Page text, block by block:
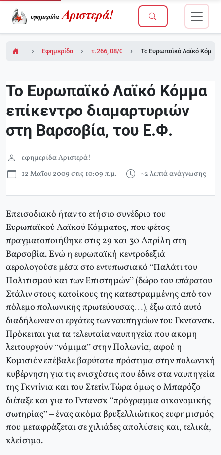
Εφημερίδα Αριστερά!τ.266, 08/05/2009Το Ευρωπαϊκό Λαϊκό Κόμμα
Το Ευρωπαϊκό Λαϊκό Κόμμα
επίκεντρο διαμαρτυριών
στη Βαρσοβία, του Ε.Φ.
εφημερίδα Αριστερά!
12 Μαΐου 2009 στις 10:09 π.μ.
~2 λεπτά ανάγνωσης
Επεισοδιακό ήταν το ετήσιο συνέδριο του
Ευρωπαϊκού Λαϊκού Κόμματος, που φέτος
πραγματοποιήθηκε στις 29 και 30 Απρίλη στη
Βαρσοβία. Ενώ η ευρωπαϊκή κεντροδεξιά
αερολογούσε μέσα στο εντυπωσιακό “Παλάτι του
Πολιτισμού και των Επιστημών” (δώρο του επάρατου
Στάλιν στους κατοίκους της κατεστραμμένης από τον
πόλεμο πολωνικής πρωτεύουσας…), έξω από αυτό
διαδήλωναν οι εργάτες των ναυπηγείων του Γκντανσκ.
Πρόκειται για τα τελευταία ναυπηγεία που ακόμη
λειτουργούν “νόμιμα” στην Πολωνία, αφού η
Κομισιόν επέβαλε βαρύτατα πρόστιμα στην πολωνική
κυβέρνηση για τις ενισχύσεις που έδινε στα ναυπηγεία
της Γκντίνια και του Στετίν. Τώρα όμως ο Μπαρόζο
διέταξε και για το Γντανσκ “πρόγραμμα οικονομικής
σωτηρίας” – ένας ακόμα βρυξελλιώτικος ευφημισμός
που μεταφράζεται σε χιλιάδες απολύσεις και, τελικά,
κλείσιμο.